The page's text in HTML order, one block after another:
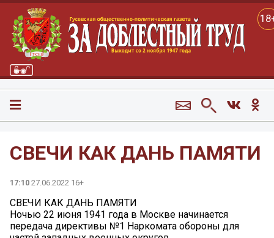
СВЕЧИ КАК ДАНЬ ПАМЯТИ
17:10 27.06.2022 16+
СВЕЧИ КАК ДАНЬ ПАМЯТИ
Ночью 22 июня 1941 года в Москве начинается
передача директивы №1 Наркомата обороны для